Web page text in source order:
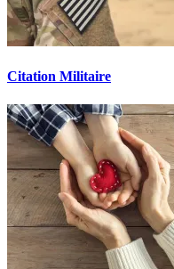
Citation Militaire